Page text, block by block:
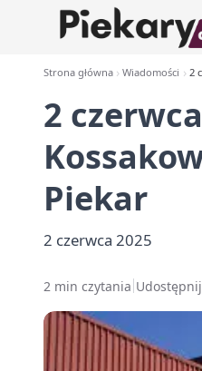
Strona główna Wiadomości 2
2
Piekar
2 czerwca 2025
2 min czytania Udostępnij